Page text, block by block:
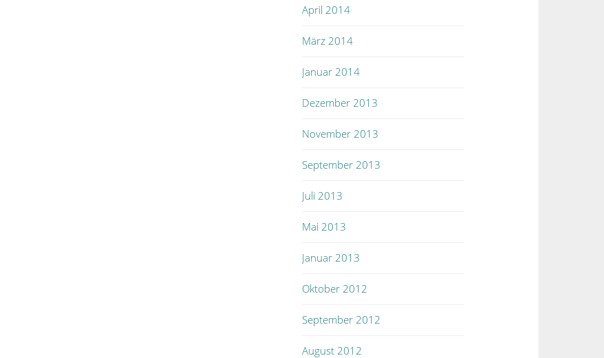
April 2014
März 2014
Januar 2014
Dezember 2013
November 2013
September 2013
Juli 2013
Mai 2013
Januar 2013
Oktober 2012
September 2012
August 2012